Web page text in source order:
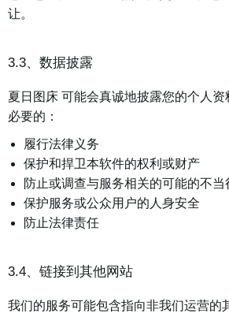
让。
3.3、数据披露
夏日图床 可能会真诚地披露您的个人
必要的：
履行法律义务
保护和捍卫本软件的权利或财产
防止或调查与服务相关的可能的不当
保护服务或公众用户的人身安全
防止法律责任
3.4、链接到其他网站
我们的服务可能包含指向非我们运营的